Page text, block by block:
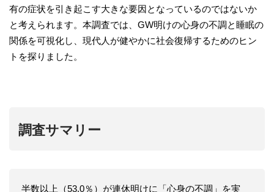
有の症状を引き起こす大きな要因となっているのではないか
と考えられます。本調査では、GW明けの心身の不調と睡眠の
関係を可視化し、現代人が健やかに社会復帰するためのヒン
トを探りました。
調査サマリー
半数以上（53.0％）が連休明けに「心身の不調」を実